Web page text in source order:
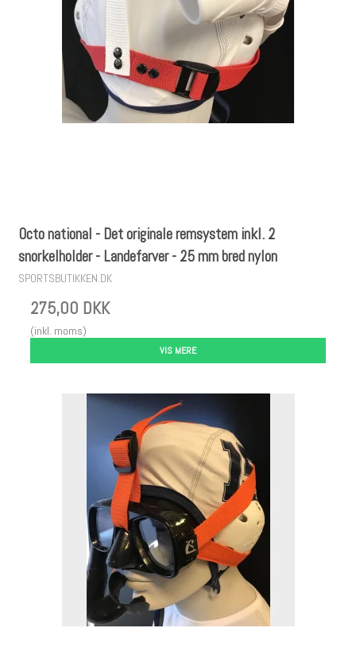
Octo national - Det originale remsystem inkl. 2
snorkelholder - Landefarver - 25 mm bred nylon
SPORTSBUTIKKEN.DK
275,00 DKK
(inkl. moms)
VIS MERE